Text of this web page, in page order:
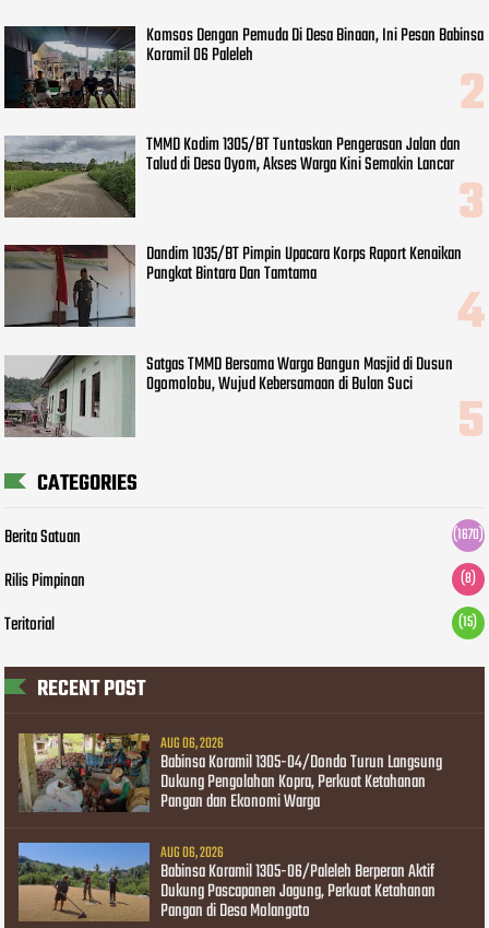
Komsos Dengan Pemuda Di Desa Binaan, Ini Pesan Babinsa
Koramil 06 Paleleh
TMMD Kodim 1305/BT Tuntaskan Pengerasan Jalan dan
Talud di Desa Oyom, Akses Warga Kini Semakin Lancar
Dandim 1035/BT Pimpin Upacara Korps Raport Kenaikan
Pangkat Bintara Dan Tamtama
Satgas TMMD Bersama Warga Bangun Masjid di Dusun
Ogomolobu, Wujud Kebersamaan di Bulan Suci
CATEGORIES
Berita Satuan (1670)
Rilis Pimpinan (8)
Teritorial (15)
RECENT POST
AUG 06, 2026
Babinsa Koramil 1305-04/Dondo Turun Langsung
Dukung Pengolahan Kopra, Perkuat Ketahanan
Pangan dan Ekonomi Warga
AUG 06, 2026
Babinsa Koramil 1305-06/Paleleh Berperan Aktif
Dukung Pascapanen Jagung, Perkuat Ketahanan
Pangan di Desa Molangato